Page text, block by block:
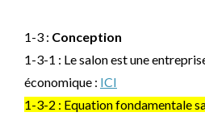
1-3 : Conception
1-3-1 : Le salon est une
économique : ICI
1-3-2 : Equation fondamentale